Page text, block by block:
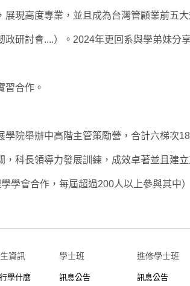
現高度專業，並且成為台灣管顧業前五
研討會....）。2024年更回系與學弟妹分
習合作。
院舉辦中高階主管策勵營，合計六梯次
科長領導力發展訓練，成效卓著並且建
學會合作，每屆超過200人以上參與其中
資訊
學什麼
學士班⠀⠀
訊息公告
進修學士班
訊息公告